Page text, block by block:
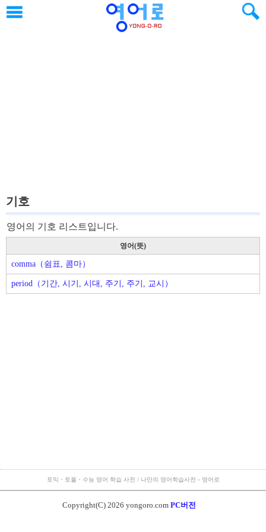
기호
영어의 기호 리스트입니다.
영어(뜻)
comma（쉼표, 콤마）
period（기간, 시기, 시대, 주기, 주기, 교시）
토익・토플・수능 영어 학습 사전 / 나만의 영어학습사전－영어로
Copyright(C) 2026 yongoro.com PC버전